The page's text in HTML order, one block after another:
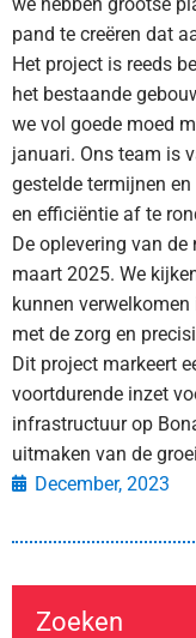
pand te creëren dat
Het project is reeds
het bestaande
we vol goede moed
januari. Ons team is
gestelde termijnen
en efficiëntie af te
De oplevering van
maart 2025. We
kunnen
met de zorg en
Dit project markeert
voortdurende inzet
infrastructuur op
uitmaken van de
December, 2023
Zoeken